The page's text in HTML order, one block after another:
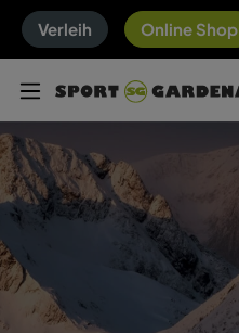
Verleih Online Shop